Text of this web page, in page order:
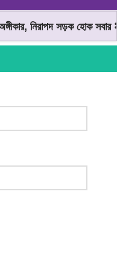
নিরাপদ সড়ক হোক সবার